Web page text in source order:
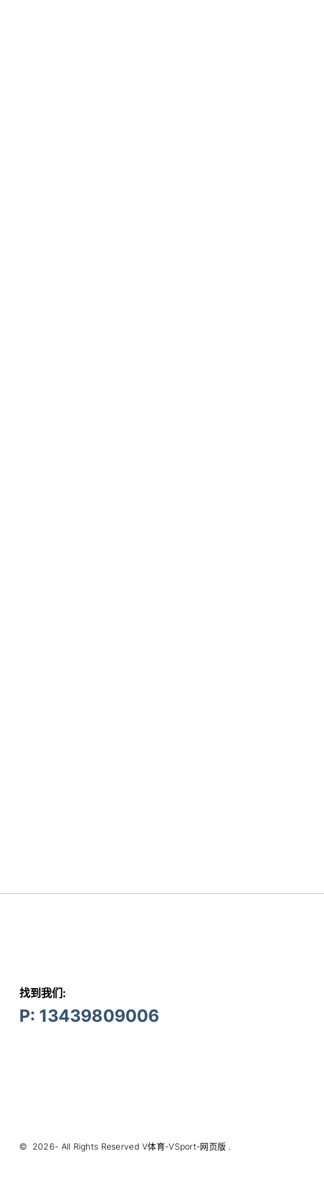
找到我们:
P: 13439809006
© 2026- All Rights ReservedV体育-VSport-网页版 .